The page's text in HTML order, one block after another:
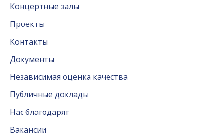
Концертные залы
Проекты
Контакты
Документы
Независимая оценка качества
Публичные доклады
Нас благодарят
Вакансии